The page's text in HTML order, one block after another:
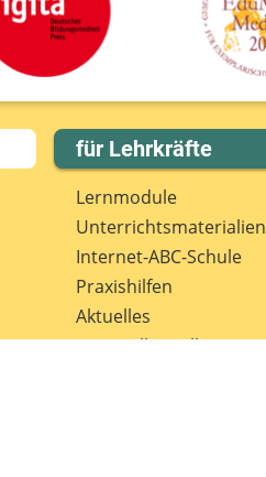
für Lehrkräfte
Lernmodule
Unterrichts­materialien
Internet-ABC-Schule
Praxishilfen
Aktuelles
Materialbestellung